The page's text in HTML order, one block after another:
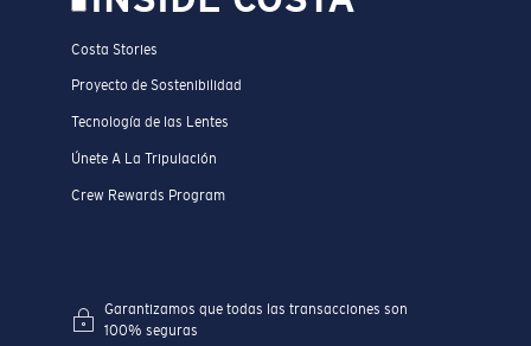
Costa Stories
Proyecto de Sostenibilidad
Tecnología de las Lentes
Únete A La Tripulación
Crew Rewards Program
Garantizamos que todas las transacciones son
100% seguras